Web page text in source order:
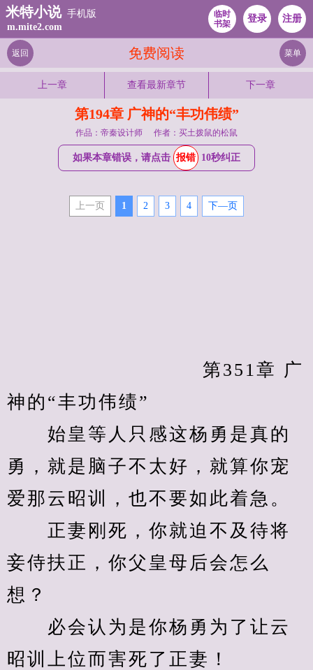
米特小说 手机版
m.mite2.com
临时
书架
登录 注册
免费阅读
返回 菜单
上一章 查看最新章节 下一章
第194章 广神的“丰功伟绩”
作品：帝秦设计师 作者：买土拨鼠的松鼠
如果本章错误，请点击 报错 10秒纠正
上一页 1 2 3 4 下—页
神的“丰功伟绩”
始皇等人只感这杨勇是真的
勇，就是脑子不太好，就算你宠
爱那云昭训，也不要如此着急。
正妻刚死，你就迫不及待将
妾侍扶正，你父皇母后会怎么
想？
必会认为是你杨勇为了让云
昭训上位而害死了正妻！